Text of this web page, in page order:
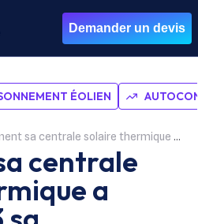
Demander un devis
ÉOLIEN
centrale solaire thermique a divisé par 3 sa consommation de gaz
centrale
a